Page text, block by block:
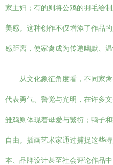
家主妇；有的则将公鸡的羽毛绘
美感。这种创作不仅增添了作品
感距离，使家禽成为传递幽默、
从文化象征角度看，不同家
代表勇气、警觉与光明，在许多
雏鸡则体现着母爱与繁衍；鸭子
自由。插画艺术家通过捕捉这些
本、品牌设计甚至社会评论作品